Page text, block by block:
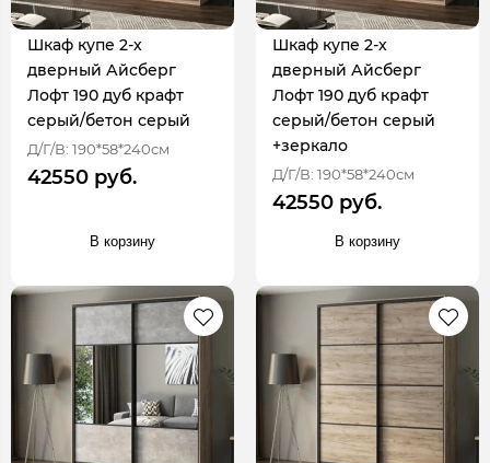
Шкаф купе 2-х
дверный Айсберг
Лофт 190 дуб крафт
серый/бетон серый
Д/Г/В: 190*58*240см
42550 руб.
В корзину
Шкаф купе 2-х
дверный Айсберг
Лофт 190 дуб крафт
серый/бетон серый
+зеркало
Д/Г/В: 190*58*240см
42550 руб.
В корзину